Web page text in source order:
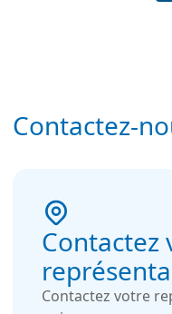
hygiénique et une
Contactez-
Contactez
Contactez votre